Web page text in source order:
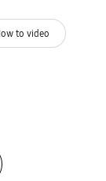
to video